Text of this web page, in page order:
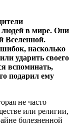
в мире. Они
Вселенной.
насколько
ударить своего
вспоминать,
подарил ему
не часто
или религии,
болезненной